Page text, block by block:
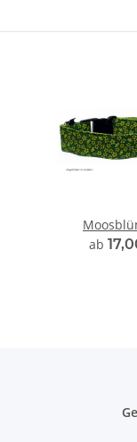
ab